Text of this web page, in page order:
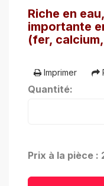
Riche en
importante
(fer,
Imprimer
Quantité:
Prix à la pièce :